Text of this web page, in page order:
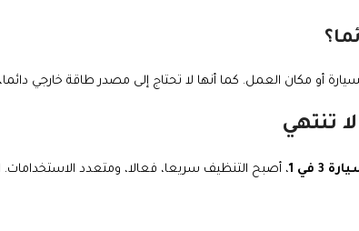
مكان العمل. كما أنها لا تحتاج إلى مصدر طاقة خارجي دائما،
3 في 1 ، أصبح التنظيف سريعا، فعالا، ومتعدد